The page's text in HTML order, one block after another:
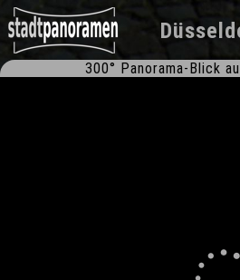
300° Panorama-Blick